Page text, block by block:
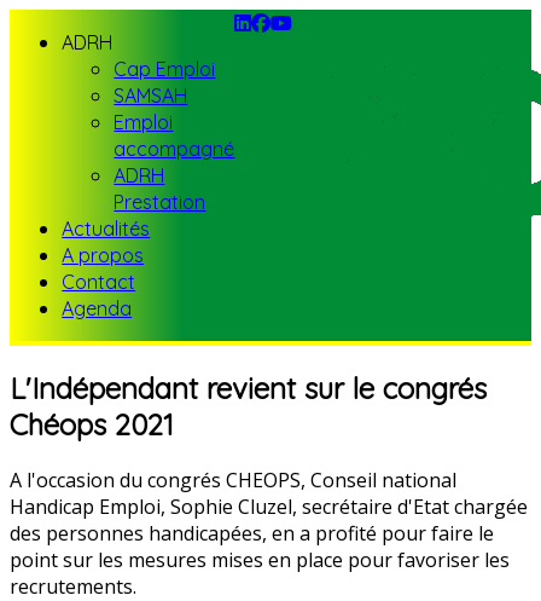
ADRH
Cap Emploi
SAMSAH
Emploi
accompagné
ADRH
Prestation
Actualités
A propos
Contact
Agenda
L'Indépendant revient sur le congrés
Chéops 2021
A l'occasion du congrés CHEOPS, Conseil national
Handicap Emploi, Sophie Cluzel, secrétaire d'Etat chargée
des personnes handicapées, en a profité pour faire le
point sur les mesures mises en place pour favoriser les
recrutements.